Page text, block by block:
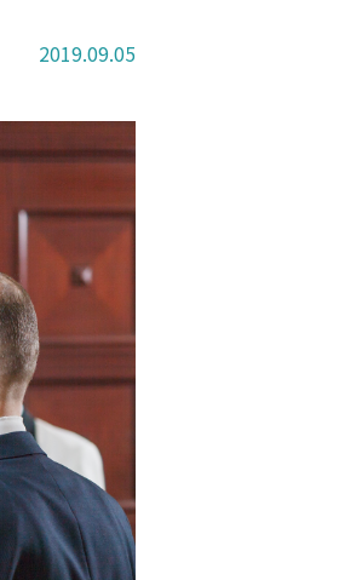
2019.09.05